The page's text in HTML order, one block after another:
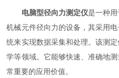
电脑型径向力测定仪是一种
机械元件径向力的设备，其采用
统来实现数据采集和处理。该测
学等领域。它能够快速、准确地
常重要的应用价值。